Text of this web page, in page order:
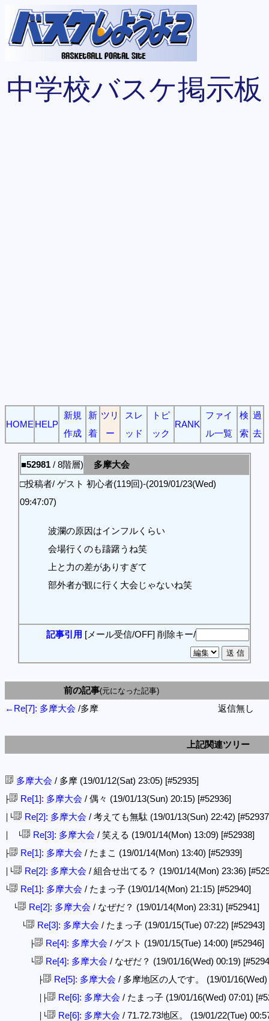
中学校バスケ掲示板
HOME HELP
新規
作成
新
着
ツリ
ー
スレ
ッド
トピ
ック
RANK
ファイ
ル一覧
検
索
過
去
■52981 / 8階層)
多摩大会
□投稿者/ ゲスト 初心者(119回)-(2019/01/23(Wed)
09:47:07)
波瀾の原因はインフルくらい
会場行くのも躊躇うね笑
上と力の差がありすぎて
部外者が観に行く大会じゃないね笑
記事引用 [メール受信/OFF] 削除キー/
前の記事(元になった記事)
←Re[7]: 多摩大会 /多摩 返信無し
上記関連ツリー
多摩大会 / 多摩 (19/01/12(Sat) 23:05) [#52935]
├ Re[1]: 多摩大会 / 偶々 (19/01/13(Sun) 20:15) [#52936]
│└ Re[2]: 多摩大会 / 考えても無駄 (19/01/13(Sun) 22:42)
│ └ Re[3]: 多摩大会 / 笑える (19/01/14(Mon) 13:09) [#52938]
├ Re[1]: 多摩大会 / たまこ (19/01/14(Mon) 13:40) [#52939]
│└ Re[2]: 多摩大会 / 組合せ出てる？ (19/01/14(Mon) 23:36)
└ Re[1]: 多摩大会 / たまっ子 (19/01/14(Mon) 21:15) [#52940]
└ Re[2]: 多摩大会 / なぜだ？ (19/01/14(Mon) 23:31) [#52941]
└ Re[3]: 多摩大会 / たまっ子 (19/01/15(Tue) 07:22) [#52943]
├ Re[4]: 多摩大会 / ゲスト (19/01/15(Tue) 14:00) [#52946]
└ Re[4]: 多摩大会 / なぜだ？ (19/01/16(Wed) 00:19)
├ Re[5]: 多摩大会 / 多摩地区の人です。 (19/01/
│├ Re[6]: 多摩大会 / たまっ子 (19/01/16(Wed) 07:01)
│└ Re[6]: 多摩大会 / 71.72.73地区。 (19/01/22(Tue)